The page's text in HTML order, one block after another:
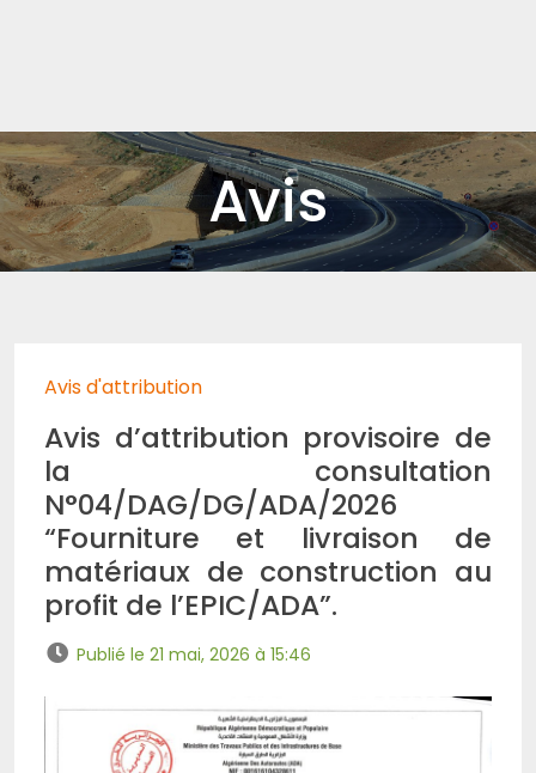
Avis
Avis d'attribution
Avis d’attribution provisoire de
la consultation
N°04/DAG/DG/ADA/2026
“Fourniture et livraison de
matériaux de construction au
profit de l’EPIC/ADA”.
Publié le 21 mai, 2026 à 15:46